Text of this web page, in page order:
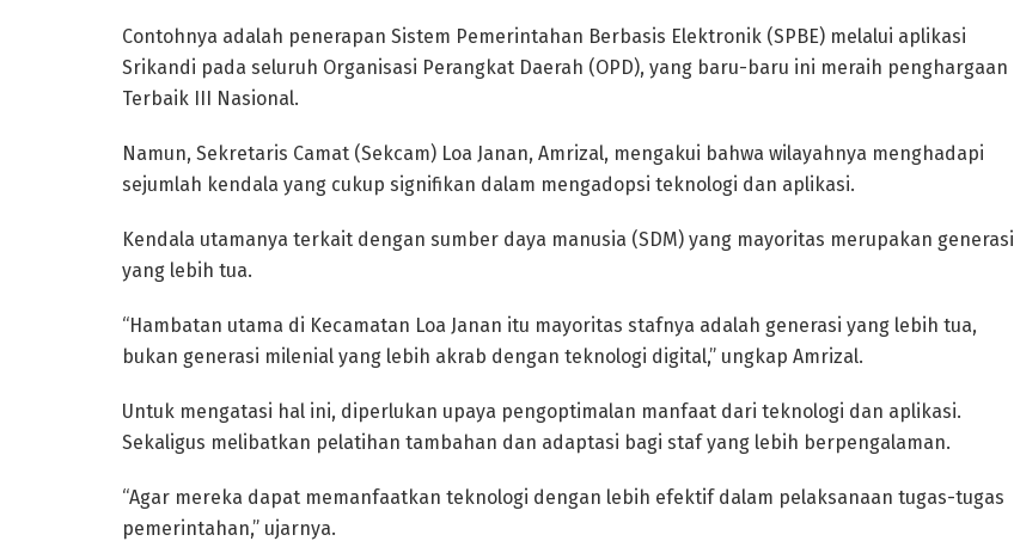
Contohnya adalah penerapan Sistem Pemerintahan Berbasis Elektronik (SPBE) melalui aplikasi
Srikandi pada seluruh Organisasi Perangkat Daerah (OPD), yang baru-baru ini meraih penghargaan
Terbaik III Nasional.
Namun, Sekretaris Camat (Sekcam) Loa Janan, Amrizal, mengakui bahwa wilayahnya menghadapi
sejumlah kendala yang cukup signifikan dalam mengadopsi teknologi dan aplikasi.
Kendala utamanya terkait dengan sumber daya manusia (SDM) yang mayoritas merupakan generasi
yang lebih tua.
“Hambatan utama di Kecamatan Loa Janan itu mayoritas stafnya adalah generasi yang lebih tua,
bukan generasi milenial yang lebih akrab dengan teknologi digital,” ungkap Amrizal.
Untuk mengatasi hal ini, diperlukan upaya pengoptimalan manfaat dari teknologi dan aplikasi.
Sekaligus melibatkan pelatihan tambahan dan adaptasi bagi staf yang lebih berpengalaman.
“Agar mereka dapat memanfaatkan teknologi dengan lebih efektif dalam pelaksanaan tugas-tugas
pemerintahan,” ujarnya.